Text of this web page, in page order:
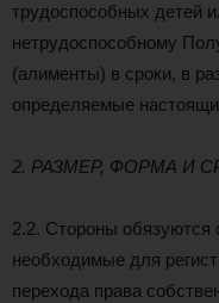
трудоспособных детей
нетрудоспособному
(алименты) в сроки, в
определяемые
2. РАЗМЕР, ФОРМА И
2.2. Стороны обязуются
необходимые для
перехода права